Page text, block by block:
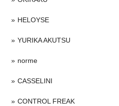
HELOYSE
YURIKA AKUTSU
norme
CASSELINI
CONTROL FREAK